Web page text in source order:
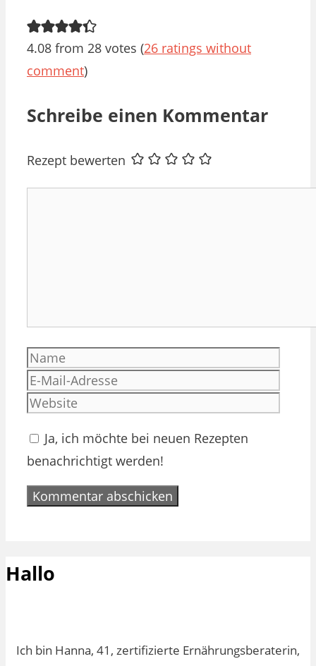
4.08 from 28 votes (26 ratings without
comment)
Schreibe einen Kommentar
Rezept bewerten
Name
Ja, ich möchte bei neuen Rezepten
benachrichtigt werden!
Hallo
Ich bin Hanna, 41, zertifizierte Ernährungsberaterin,